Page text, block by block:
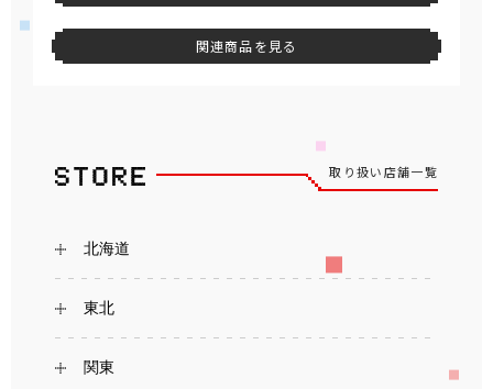
関連商品を見る
取り扱い店舗一覧
北海道
東北
関東